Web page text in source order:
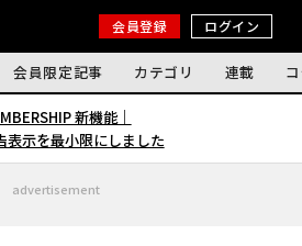
会員登録 ログイン
会員限定記事 カテゴリ 連載
新機能｜
表示を最小限にしました
advertisement